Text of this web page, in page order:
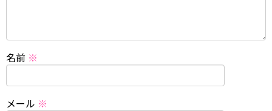
名前 ※
メール ※